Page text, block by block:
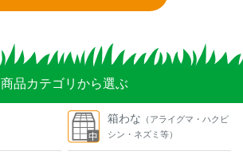
商品カテゴリから選ぶ
箱わな （アライグマ・ハクビ
シン・ネズミ等）